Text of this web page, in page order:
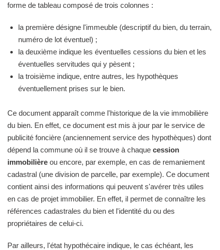
forme de tableau composé de trois colonnes :
la première désigne l'immeuble (descriptif du bien, du terrain,
numéro de lot éventuel) ;
la deuxième indique les éventuelles cessions du bien et les
éventuelles servitudes qui y pèsent ;
la troisième indique, entre autres, les hypothèques
éventuellement prises sur le bien.
Ce document apparaît comme l'historique de la vie immobilière
du bien. En effet, ce document est mis à jour par le service de
publicité foncière (anciennement service des hypothèques) dont
dépend la commune où il se trouve à chaque cession
immobilière ou encore, par exemple, en cas de remaniement
cadastral (une division de parcelle, par exemple). Ce document
contient ainsi des informations qui peuvent s'avérer très utiles
en cas de projet immobilier. En effet, il permet de connaître les
références cadastrales du bien et l'identité du ou des
propriétaires de celui-ci.
Par ailleurs, l'état hypothécaire indique, le cas échéant, les